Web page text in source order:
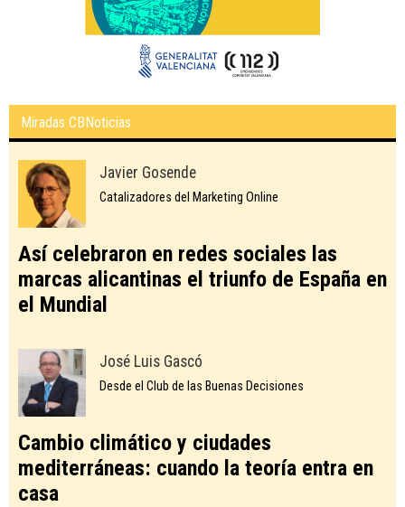
Miradas CBNoticias
Javier Gosende
Catalizadores del Marketing Online
Así celebraron en redes sociales las
marcas alicantinas el triunfo de España en
el Mundial
José Luis Gascó
Desde el Club de las Buenas Decisiones
Cambio climático y ciudades
mediterráneas: cuando la teoría entra en
casa